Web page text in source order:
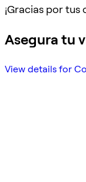
¡Gracias por
Asegura tu
View details for